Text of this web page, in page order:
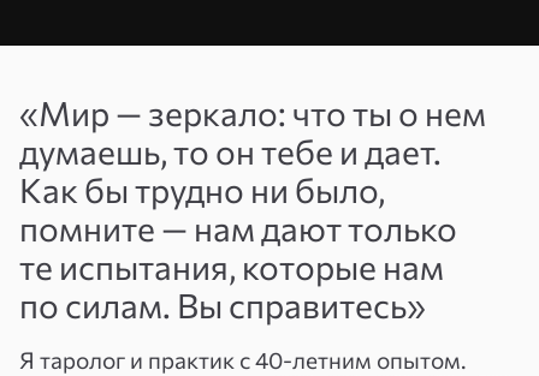
эл. почты
или
телефон
Пароль
пароль
Зарегистрироваться
«Мир — зеркало: что ты о нем
думаешь, то он тебе и дает.
Как бы трудно ни было,
помните — нам дают только
те испытания, которые нам
по силам. Вы справитесь»
Я таролог и практик с 40-летним опытом.